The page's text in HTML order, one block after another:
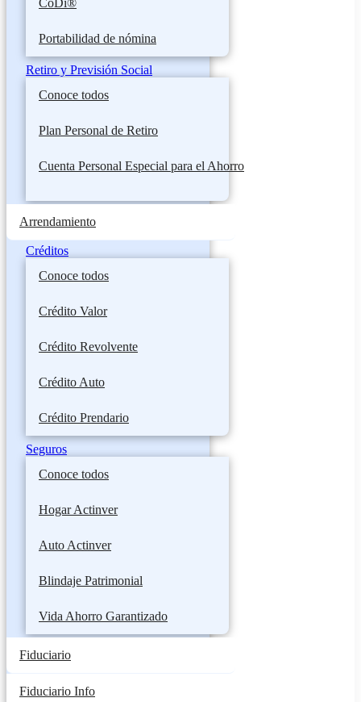
CoDi®
Portabilidad de nómina
Retiro y Previsión Social
Conoce todos
Plan Personal de Retiro
Cuenta Personal Especial para el Ahorro
Arrendamiento
Créditos
Conoce todos
Crédito Valor
Crédito Revolvente
Crédito Auto
Crédito Prendario
Seguros
Conoce todos
Hogar Actinver
Auto Actinver
Blindaje Patrimonial
Vida Ahorro Garantizado
Fiduciario
Fiduciario Info